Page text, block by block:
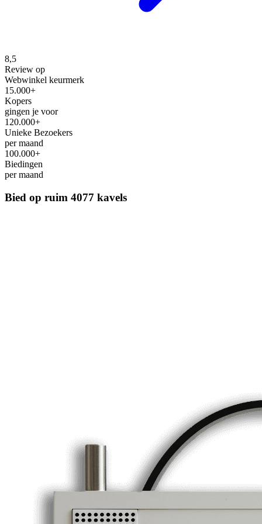
8,5
Review op
Webwinkel keurmerk
15.000+
Kopers
gingen je voor
120.000+
Unieke Bezoekers
per maand
100.000+
Biedingen
per maand
Bied op ruim 4077 kavels